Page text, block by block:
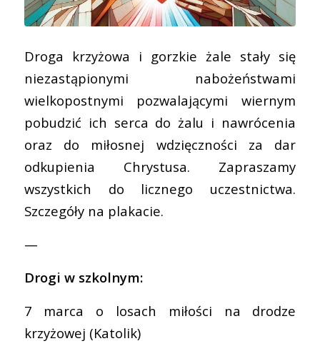
Droga krzyżowa i gorzkie żale stały się
niezastąpionymi nabożeństwami
wielkopostnymi pozwalającymi wiernym
pobudzić ich serca do żalu i nawrócenia
oraz do miłosnej wdzięczności za dar
odkupienia Chrystusa. Zapraszamy
wszystkich do licznego uczestnictwa.
Szczegóły na plakacie.
—
Drogi w szkolnym:
7 marca o losach miłości na drodze
krzyżowej (Katolik)